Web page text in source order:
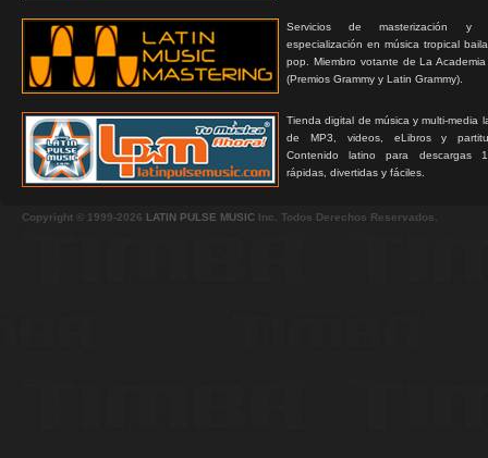
Servicios de masterización y
especialización en música tropical
pop. Miembro votante de La
(Premios Grammy y Latin Grammy).
Tienda digital de música y multi-media
de MP3, videos, eLibros y
Contenido latino para descargas
rápidas, divertidas y fáciles.
Copyright © 1999-2026 LATIN PULSE MUSIC Inc. Todos Derechos Reservados.